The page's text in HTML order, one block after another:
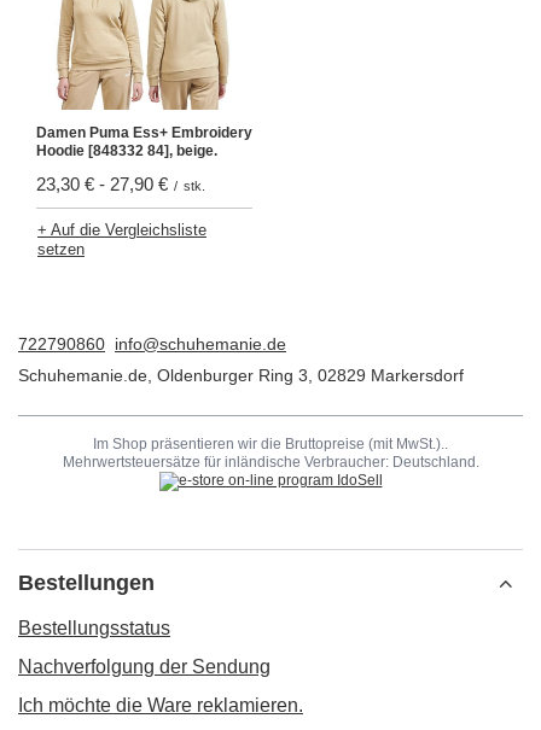
Damen Puma Ess+ Embroidery
Hoodie [848332 84], beige.
23,30 € - 27,90 € / stk.
+ Auf die Vergleichsliste
setzen
722790860 info@schuhemanie.de
Schuhemanie.de Oldenburger Ring 3 02829 Markersdorf
Im Shop präsentieren wir die Bruttopreise (mit MwSt.)..
Mehrwertsteuersätze für inländische Verbraucher: Deutschland .
Bestellungen
Bestellungsstatus
Nachverfolgung der Sendung
Ich möchte die Ware reklamieren.